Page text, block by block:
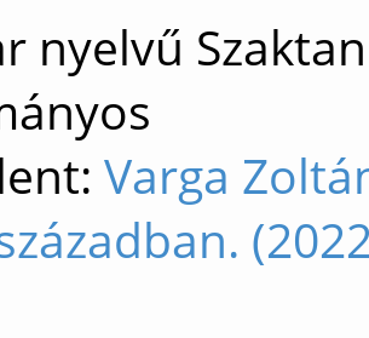
nyelvű
Varga